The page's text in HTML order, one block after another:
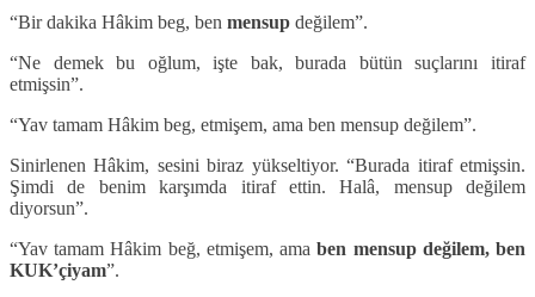
“Bir dakika Hâkim beg, ben mensup değilem”.
“Ne demek bu oğlum, işte bak, burada bütün suçlarını itiraf
etmişsin”.
“Yav tamam Hâkim beg, etmişem, ama ben mensup değilem”.
Sinirlenen Hâkim, sesini biraz yükseltiyor. “Burada itiraf etmişsin.
Şimdi de benim karşımda itiraf ettin. Halâ, mensup değilem
diyorsun”.
“Yav tamam Hâkim beğ, etmişem, amaben mensup değilem, ben
KUK’çiyam”.